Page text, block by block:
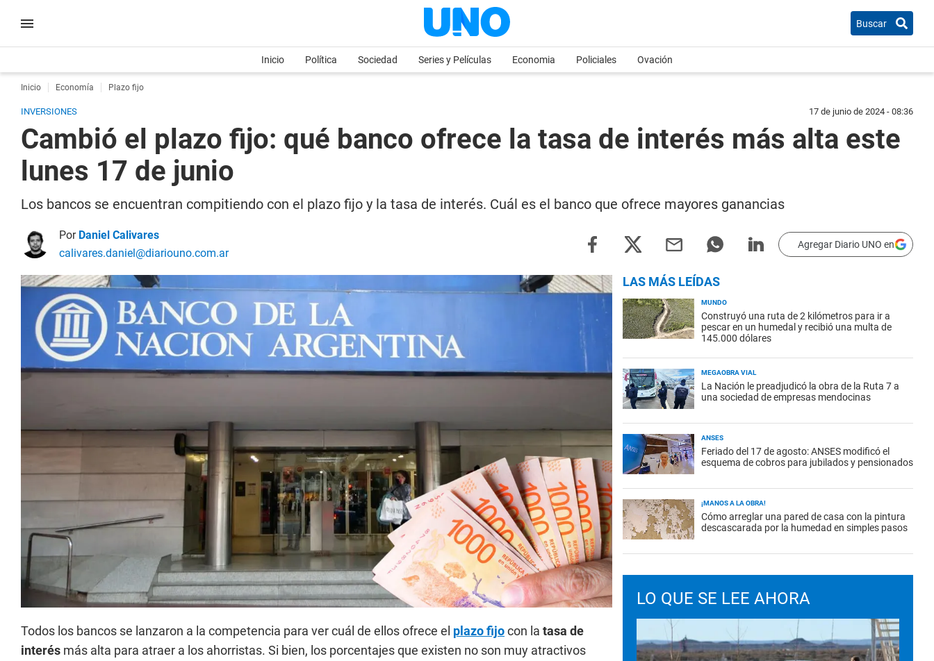
Buscar
Inicio Política Sociedad Series y Películas Economia Policiales Ovación
Inicio Economía Plazo fijo
INVERSIONES 17 de junio de 2024 - 08:36
Cambió el plazo fijo: qué banco ofrece la tasa de interés más alta este
lunes 17 de junio
Los bancos se encuentran compitiendo con el plazo fijo y la tasa de interés. Cuál es el banco que ofrece mayores ganancias
Por Daniel Calivares
calivares.daniel@diariouno.com.ar
Agregar Diario UNO en
Todos los bancos se lanzaron a la competencia para ver cuál de ellos ofrece el plazo fijocon la tasa de
interés más alta para atraer a los ahorristas. Si bien, los porcentajes que existen no son muy atractivos
LAS MÁS LEÍDAS
MUNDO
Construyó una ruta de 2 kilómetros para ir a
pescar en un humedal y recibió una multa de
145.000 dólares
MEGAOBRA VIAL
La Nación le preadjudicó la obra de la Ruta 7 a
una sociedad de empresas mendocinas
ANSES
Feriado del 17 de agosto: ANSES modificó el
esquema de cobros para jubilados y pensionados
¡MANOS A LA OBRA!
Cómo arreglar una pared de casa con la pintura
descascarada por la humedad en simples pasos
LO QUE SE LEE AHORA